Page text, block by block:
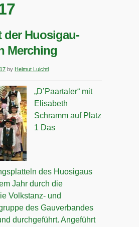
der Huosigau-
Merching
by Helmut Luichtl
„D’Paartaler“ mit
Elisabeth
Schramm auf Platz
1 Das
des Huosigaus
Jahr durch die
Volkstanz- und
des Gauverbandes
durchgeführt. Angeführt